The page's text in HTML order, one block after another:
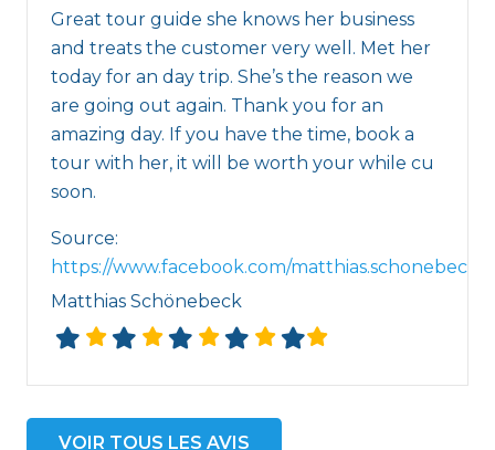
Great tour guide she knows her business
and treats the customer very well. Met her
today for an day trip. She’s the reason we
are going out again. Thank you for an
amazing day. If you have the time, book a
tour with her, it will be worth your while cu
soon.
Source:
https://www.facebook.com/matthias.schonebeck/
Matthias Schönebeck
VOIR TOUS LES AVIS